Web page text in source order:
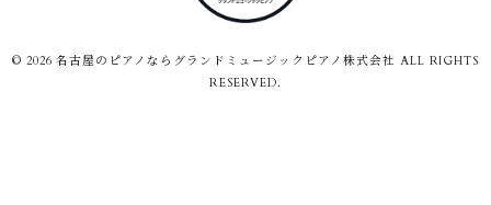
© 2026 名古屋のピアノならグランドミュージックピアノ株式会社 ALL RIGHTS
RESERVED.